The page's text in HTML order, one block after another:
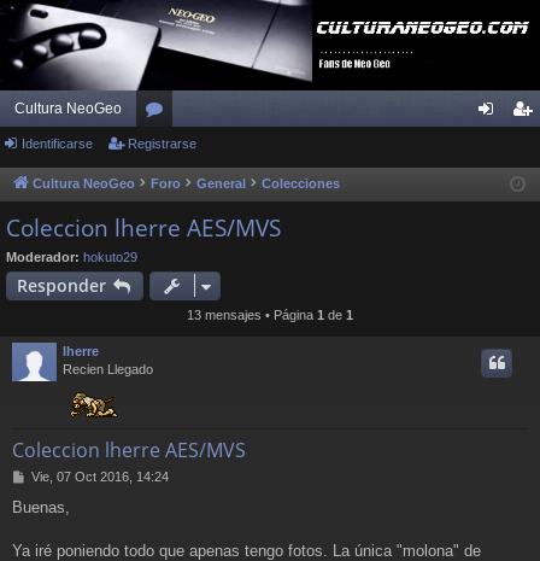
Cultura NeoGeo
or
os ist
Identificarse Registrarse
Cultura NeoGeo Foro General Colecciones
Coleccion lherre AES/MVS
Moderador: hokuto29
Responder
13 mensajes • Página 1 de 1
lherre
Recien Llegado
Coleccion lherre AES/MVS
M
n
a
Vie, 07 Oct 2016, 14:24
Buenas,
Ya iré poniendo todo que apenas tengo fotos. La única "molona" de